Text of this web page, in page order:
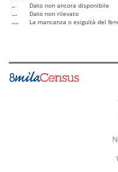
..
Dato non ancora disponibile
...
Dato non rilevato
....
La mancanza o esiguità del